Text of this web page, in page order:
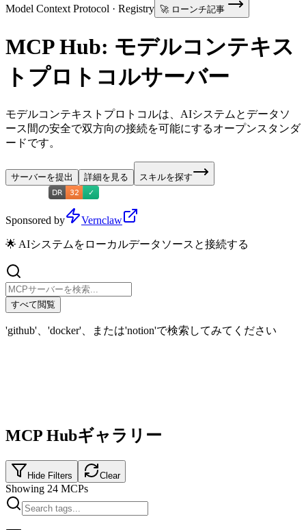
Model Context Protocol · Registry 🚀 ローンチ記事
MCP Hub: モデルコンテキス
トプロトコルサーバー
モデルコンテキストプロトコルは、AIシステムとデータソ
ース間の安全で双方向の接続を可能にするオープンスタンダ
ードです。
サーバーを提出 詳細を見る スキルを探す
Sponsored by Vernclaw
🌟 AIシステムをローカルデータソースと接続する
すべて閲覧
'github'、'docker'、または'notion'で検索してみてください
MCP Hubギャラリー
Hide Filters Clear
Showing 24 MCPs